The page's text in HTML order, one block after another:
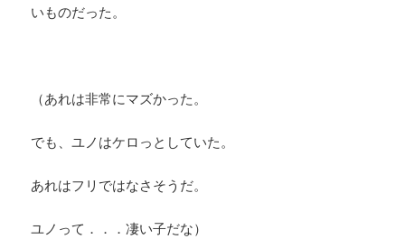
いものだった。
（あれは非常にマズかった。
でも、ユノはケロっとしていた。
あれはフリではなさそうだ。
ユノって．．．凄い子だな）